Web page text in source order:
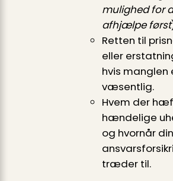
mulighed for
afhjælpe først
Retten til
eller
hvis manglen
væsentlig.
Hvem der
hændelige
og hvornår
træder til.